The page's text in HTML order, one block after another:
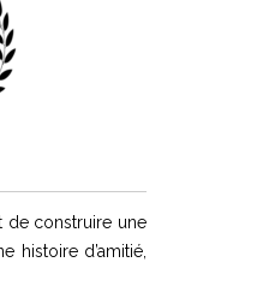
de construire une
histoire d’amitié,